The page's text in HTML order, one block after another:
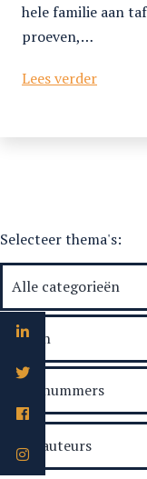
hele familie aan
proeven,…
Lees verder2024/1
Selecteer thema's: